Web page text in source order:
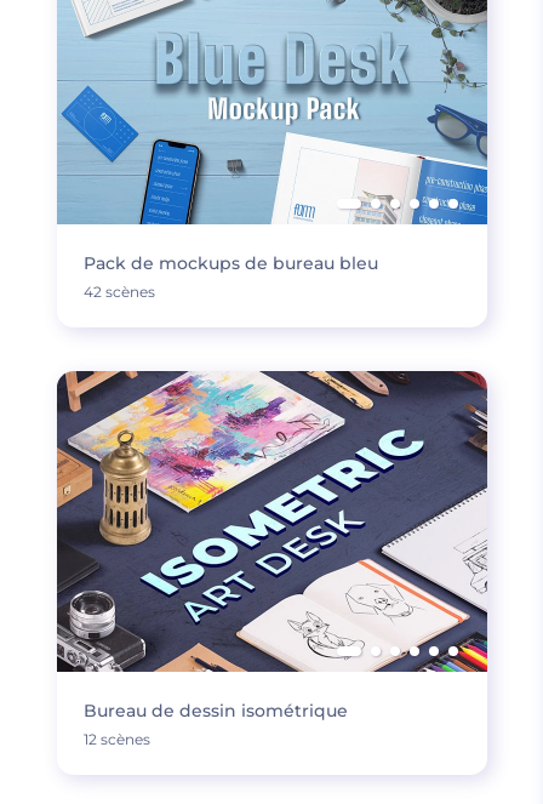
Pack de mockups de bureau bleu
42 scènes
Bureau de dessin isométrique
12 scènes